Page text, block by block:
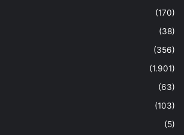
(170)
(38)
(356)
(1.901)
(63)
(103)
(5)